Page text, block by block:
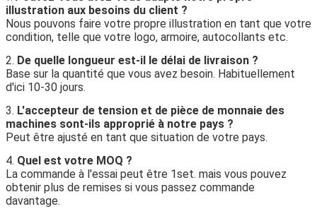
illustration aux besoins du client ?
Nous pouvons faire votre propre illustration en tant que votre
condition, telle que votre logo, armoire, autocollants etc.
2. De quelle longueur est-il le délai de livraison ?
Base sur la quantité que vous avez besoin. Habituellement
d'ici 10-30 jours.
3. L'accepteur de tension et de pièce de monnaie des
machines sont-ils approprié à notre pays ?
Peut être ajusté en tant que situation de votre pays.
4. Quel est votre MOQ ?
La commande à l'essai peut être 1set. mais vous pouvez
obtenir plus de remises si vous passez commande
davantage.